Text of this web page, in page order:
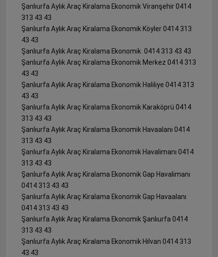
Şanlıurfa Aylık Araç Kiralama Ekonomik Viranşehir 0414
313 43 43
Şanlıurfa Aylık Araç Kiralama Ekonomik Köyler 0414 313
43 43
Şanlıurfa Aylık Araç Kiralama Ekonomik 0414 313 43 43
Şanlıurfa Aylık Araç Kiralama Ekonomik Merkez 0414 313
43 43
Şanlıurfa Aylık Araç Kiralama Ekonomik Haliliye 0414 313
43 43
Şanlıurfa Aylık Araç Kiralama Ekonomik Karaköprü 0414
313 43 43
Şanlıurfa Aylık Araç Kiralama Ekonomik Havaalanı 0414
313 43 43
Şanlıurfa Aylık Araç Kiralama Ekonomik Havalimanı 0414
313 43 43
Şanlıurfa Aylık Araç Kiralama Ekonomik Gap Havalimanı
0414 313 43 43
Şanlıurfa Aylık Araç Kiralama Ekonomik Gap Havaalanı
0414 313 43 43
Şanlıurfa Aylık Araç Kiralama Ekonomik Şanlıurfa 0414
313 43 43
Şanlıurfa Aylık Araç Kiralama Ekonomik Hilvan 0414 313
43 43